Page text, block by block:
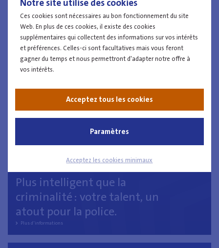
Notre site utilise des cookies
Ces cookies sont nécessaires au bon fonctionnement du site
Web. En plus de ces cookies, il existe des cookies
supplémentaires qui collectent des informations sur vos intérêts
et préférences. Celles-ci sont facultatives mais vous feront
gagner du temps et nous permettront d'adapter notre offre à
vos intérêts.
Acceptez tous les cookies
Paramètres
Acceptez les cookies minimaux
Plus d'informations
Plus intelligent que la
criminalité : votre talent, un
atout pour la police.
Plus d'informations